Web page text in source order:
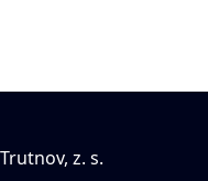
z. s.